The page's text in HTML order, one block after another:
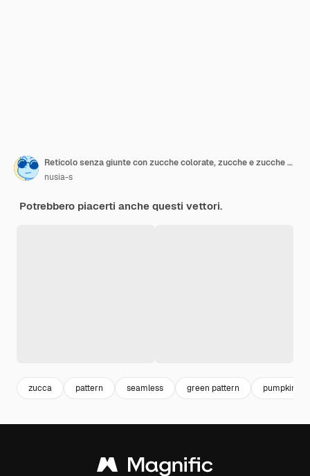
Reticolo senza giunte con zucche colorate, zucche e zucche su sfondo bianco
nusia-s
Potrebbero piacerti anche questi vettori.
zucca pattern seamless green pattern pumpkin